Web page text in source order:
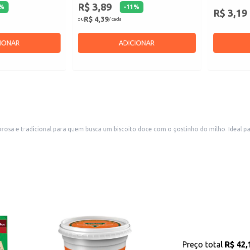
R$ 3,89 -11 %
ouR$ 4,39/ cada
ADICIONAR
R$ 3,19
e tradicional para quem busca um biscoito doce com o gostinho do milho. Ideal
aprecia o sabor do milho em um biscoito. Uma opção versátil para o consumo em
Preço total R$